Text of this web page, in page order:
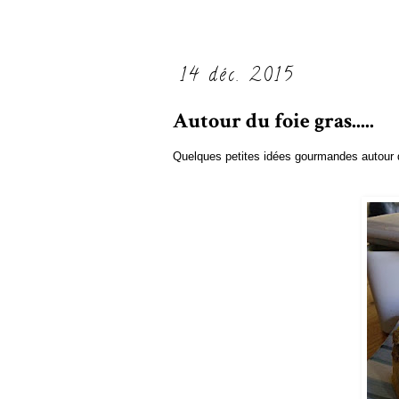
14 déc. 2015
Autour du foie gras.....
Quelques petites idées gourmandes